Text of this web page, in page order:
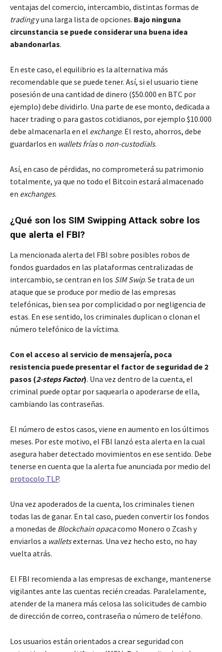
ventajas del comercio, intercambio, distintas formas de
tradingy una larga lista de opciones. Bajo ninguna
circunstancia se puede considerar una buena idea
abandonarlas.
En este caso, el equilibrio es la alternativa más
recomendable que se puede tener. Así, si el usuario tiene
posesión de una cantidad de dinero ($50.000 en BTC por
ejemplo) debe dividirlo. Una parte de ese monto, dedicada a
hacer trading o para gastos cotidianos, por ejemplo $10.000
debe almacenarla en el exchange. El resto, ahorros, debe
guardarlos en wallets fríaso non-custodials.
Así, en caso de pérdidas, no comprometerá su patrimonio
totalmente, ya que no todo el Bitcoin estará almacenado
en exchanges.
¿Qué son los SIM Swipping Attack sobre los
que alerta el FBI?
La mencionada alerta del FBI sobre posibles robos de
fondos guardados en las plataformas centralizadas de
intercambio, se centran en los SIM Swip. Se trata de un
ataque que se produce por medio de las empresas
telefónicas, bien sea por complicidad o por negligencia de
estas. En ese sentido, los criminales duplican o clonan el
número telefónico de la víctima.
Con el acceso al servicio de mensajería, poca
resistencia puede presentar el factor de seguridad de 2
pasos (2-steps Factor). Una vez dentro de la cuenta, el
criminal puede optar por saquearla o apoderarse de ella,
cambiando las contraseñas.
El número de estos casos, viene en aumento en los últimos
meses. Por este motivo, el FBI lanzó esta alerta en la cual
asegura haber detectado movimientos en ese sentido. Debe
tenerse en cuenta que la alerta fue anunciada por medio del
protocolo TLP.
Una vez apoderados de la cuenta, los criminales tienen
todas las de ganar. En tal caso, pueden convertir los fondos
a monedas de Blockchain opacacomo Monero o Zcash y
enviarlos a walletsexternas. Una vez hecho esto, no hay
vuelta atrás.
El FBI recomienda a las empresas de exchange, mantenerse
vigilantes ante las cuentas recién creadas. Paralelamente,
atender de la manera más celosa las solicitudes de cambio
de dirección de correo, contraseña o número de teléfono.
Los usuarios están orientados a crear seguridad con